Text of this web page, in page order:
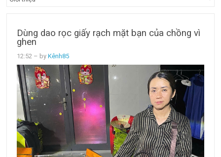
Dùng dao rọc giấy rạch mặt bạn của chồng vì
ghen
12:52 – byKênh85